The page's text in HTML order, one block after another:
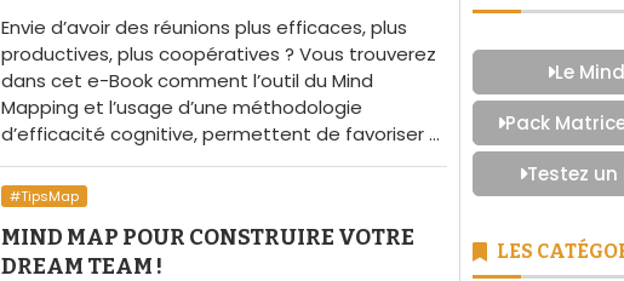
Envie d’avoir des réunions plus efficaces, plus
productives, plus coopératives ? Vous trouverez
dans cet e-Book comment l’outil du Mind
Mapping et l’usage d’une méthodologie
d’efficacité cognitive, permettent de favoriser …
#TipsMap
MIND MAP POUR CONSTRUIRE VOTRE
DREAM TEAM !
Le
Pack
Testez
LES